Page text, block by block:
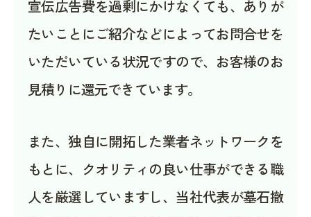
宣伝広告費を過剰にかけなくても、ありが
たいことにご紹介などによってお問合せを
いただいている状況ですので、お客様のお
見積りに還元できています。
また、独自に開拓した業者ネットワークを
もとに、クオリティの良い仕事ができる職
人を厳選していますし、当社代表が墓石撤